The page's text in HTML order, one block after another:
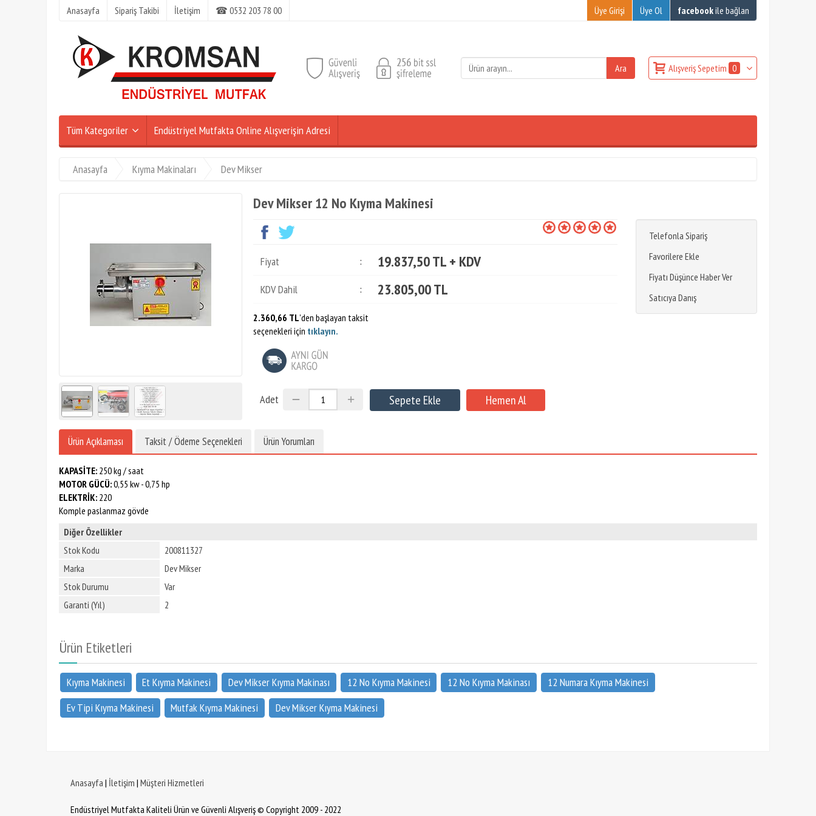
Anasayfa Sipariş Takibi İletişim ☎ 0532 203 78 00 Üye Girişi Üye Ol facebookile bağlan
Alışveriş Sepetim 0
Tüm Kategoriler Endüstriyel Mutfakta Online Alışverişin Adresi
Anasayfa Kıyma Makinaları Dev Mikser
Dev Mikser 12 No Kıyma Makinesi
Telefonla Sipariş
Favorilere Ekle
Fiyatı Düşünce Haber Ver
Satıcıya Danış
Fiyat : 19.837,50 TL + KDV
KDV Dahil : 23.805,00 TL
2.360,66 TL'den başlayan taksit
seçenekleri için tıklayın.
Adet
Ürün Açıklaması Taksit / Ödeme Seçenekleri Ürün Yorumları
KAPASİTE: 250 kg / saat
MOTOR GÜCÜ:0,55 kw - 0,75 hp
ELEKTRİK: 220
Komple paslanmaz gövde
Diğer Özellikler
Stok Kodu
200811327
Marka
Dev Mikser
Stok Durumu
Var
Garanti (Yıl)
2
Ürün Etiketleri
Kıyma Makinesi Et Kıyma Makinesi Dev Mikser Kıyma Makinası 12 No Kıyma Makinesi 12 No Kıyma Makinası
12 Numara Kıyma Makinesi
Ev Tipi Kıyma Makinesi
Mutfak Kıyma Makinesi Dev Mikser Kıyma Makinesi
Anasayfa | İletişim | Müşteri Hizmetleri
Endüstriyel Mutfakta Kaliteli Ürün ve Güvenli Alışveriş © Copyright 2009 - 2022